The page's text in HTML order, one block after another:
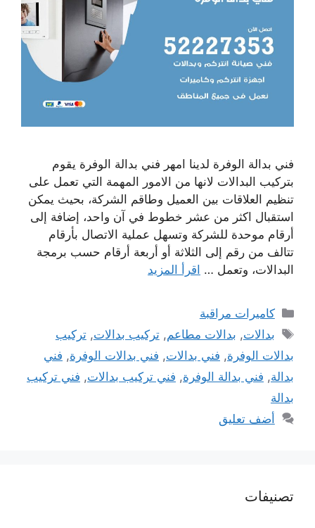
فني بدالة الوفرة لدينا امهر فني بدالة الوفرة يقوم
بتركيب البدالات لانها من الامور المهمة التي تعمل على
تنظيم العلاقات بين العميل وطاقم الشركة، بحيث يمكن
استقبال اكثر من عشر خطوط في آن واحد، إضافة إلى
أرقام موحدة للشركة وتسهل عملية الاتصال بأرقام
تتالف من رقم إلى الثلاثة أو أربعة أرقام حسب برمجة
البدالات، وتعمل … اقرأ المزيد
التصنيفات
كاميرات مراقبة
الوسوم
بدالات, بدالات مطاعم,تركيب بدالات,تركيب
بدالات الوفرة, فني بدالات, فني بدالات الوفرة, فني
بدالة, فني بدالة الوفرة, فني تركيب بدالات, فني تركيب
بدالة
أضف تعليق
تصنيفات